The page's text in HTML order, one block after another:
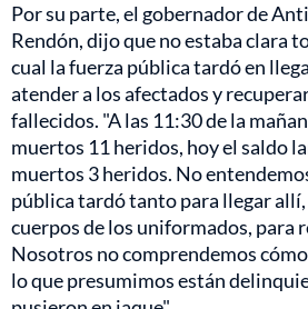
Por su parte, el gobernador de
Rendón, dijo que no estaba clara
cual la fuerza pública tardó en
atender a los afectados y
fallecidos. "A las 11:30 de la
muertos 11 heridos, hoy el saldo
muertos 3 heridos. No
pública tardó tanto para llegar
cuerpos de los uniformados, para
Nosotros no comprendemos
lo que presumimos están